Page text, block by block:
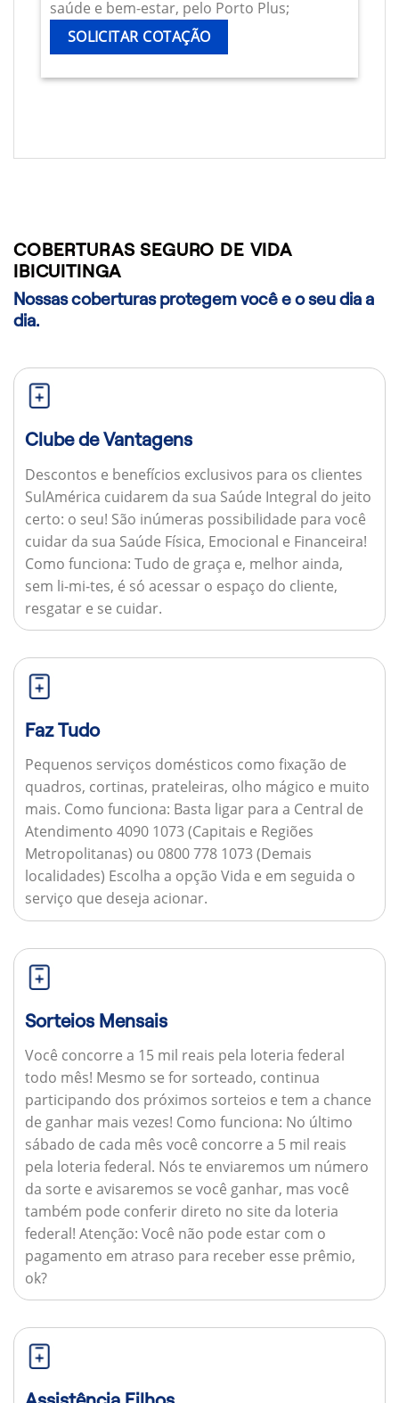
saúde e bem-estar, pelo Porto Plus;
SOLICITAR COTAÇÃO
COBERTURAS SEGURO DE VIDA
IBICUITINGA
Nossas coberturas protegem você e o seu dia a
dia.
Clube de Vantagens
Descontos e benefícios exclusivos para os clientes
SulAmérica cuidarem da sua Saúde Integral do jeito
certo: o seu! São inúmeras possibilidade para você
cuidar da sua Saúde Física, Emocional e Financeira!
Como funciona: Tudo de graça e, melhor ainda,
sem li-mi-tes, é só acessar o espaço do cliente,
resgatar e se cuidar.
Faz Tudo
Pequenos serviços domésticos como fixação de
quadros, cortinas, prateleiras, olho mágico e muito
mais. Como funciona: Basta ligar para a Central de
Atendimento 4090 1073 (Capitais e Regiões
Metropolitanas) ou 0800 778 1073 (Demais
localidades) Escolha a opção Vida e em seguida o
serviço que deseja acionar.
Sorteios Mensais
Você concorre a 15 mil reais pela loteria federal
todo mês! Mesmo se for sorteado, continua
participando dos próximos sorteios e tem a chance
de ganhar mais vezes! Como funciona: No último
sábado de cada mês você concorre a 5 mil reais
pela loteria federal. Nós te enviaremos um número
da sorte e avisaremos se você ganhar, mas você
também pode conferir direto no site da loteria
federal! Atenção: Você não pode estar com o
pagamento em atraso para receber esse prêmio,
ok?